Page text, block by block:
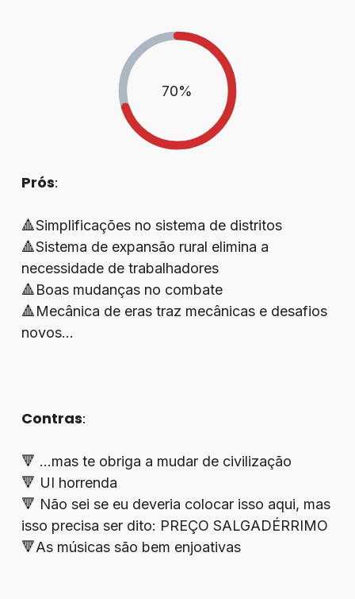
70%
Prós:
🔺Simplificações no sistema de distritos
🔺Sistema de expansão rural elimina a
necessidade de trabalhadores
🔺Boas mudanças no combate
🔺Mecânica de eras traz mecânicas e desafios
novos…
Contras:
🔻 …mas te obriga a mudar de civilização
🔻 UI horrenda
🔻 Não sei se eu deveria colocar isso aqui, mas
isso precisa ser dito: PREÇO SALGADÉRRIMO
🔻As músicas são bem enjoativas